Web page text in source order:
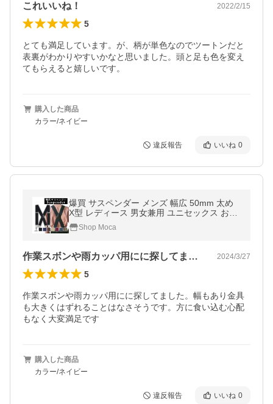
これいいね！ 2022/2/15
5
とても満足しています。が、柄が単色なのでツートンだと
表裏がわかりやすいかなと思いました。頭と足も色を変え
てもらえると嬉しいです。
購入した商品
カラー/ネイビー
違反報告 いいね 0
爆買 サスペンダー メンズ 幅広 50mm 太め
X型 レディース 男女兼用 ユニセックス おし
ゃれ シンプル フォーマル カジュアル
Shop Moca
作業スボンや雨カッパ用にに探してました… 2024/3/27
5
作業スボンや雨カッパ用にに探してました。幅もあり金具
も大きくはずれることはなさそうです。方に食い込む心配
もなく大変満足です
購入した商品
カラー/ネイビー
違反報告 いいね 0